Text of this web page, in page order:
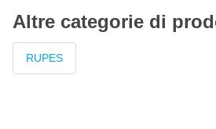
Altre categorie di
RUPES